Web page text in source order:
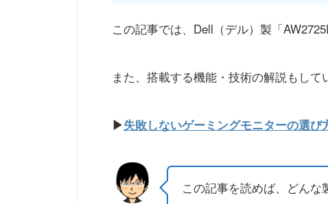
この記事では、Dell（デル）製「
また、搭載する機能・技術の解説もして
▶失敗しないゲーミングモニターの選び
この記事を読めば、どんな